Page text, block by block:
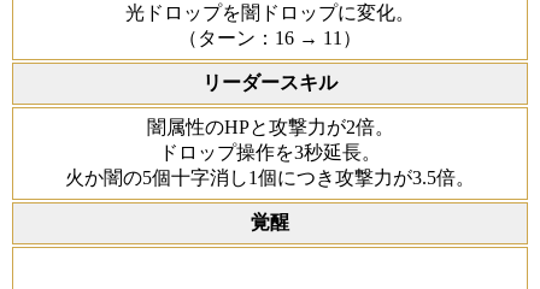
光ドロップを闇ドロップに変化。
（ターン：16 → 11）
リーダースキル
闇属性のHPと攻撃力が2倍。
ドロップ操作を3秒延長。
火か闇の5個十字消し1個につき攻撃力が3.5倍。
覚醒